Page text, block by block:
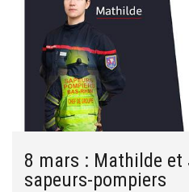
8 mars : Mathilde
sapeurs-pompiers